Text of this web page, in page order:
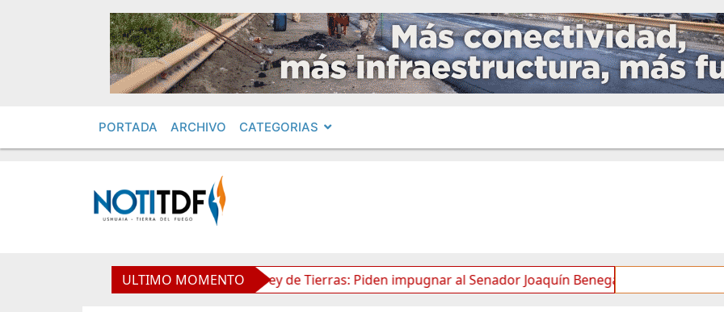
PORTADA ARCHIVO CATEGORIAS
ULTIMO MOMENTO
en Obras Privadas Ley de Tierras: Piden impugnar al Senador Joaquín Benegas Lynch por “conflicto de